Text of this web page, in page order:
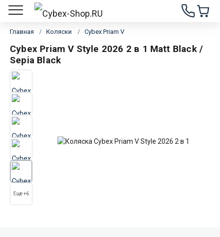
Главная Коляски Cybex Priam V
Cybex Priam V Style 2026 2 в 1 Matt Black /
Sepia Black
Еще +6